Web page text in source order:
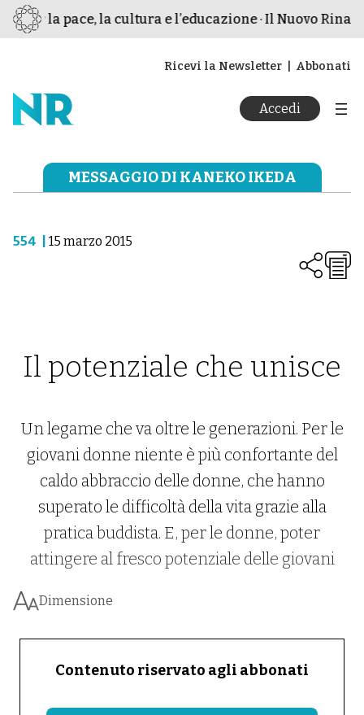
per la pace, la cultura e l’educazione · Il Nuovo
Ricevi la Newsletter Abbonati
Accedi
MESSAGGIO DI KANEKO IKEDA
554 15 marzo 2015
Il potenziale che unisce
Un legame che va oltre le generazioni. Per le
giovani donne niente è più confortante del
caldo abbraccio delle donne, che hanno
superato le difficoltà della vita grazie alla
pratica buddista. E, per le donne, poter
attingere al fresco potenziale delle giovani
Dimensione
Contenuto riservato agli abbonati